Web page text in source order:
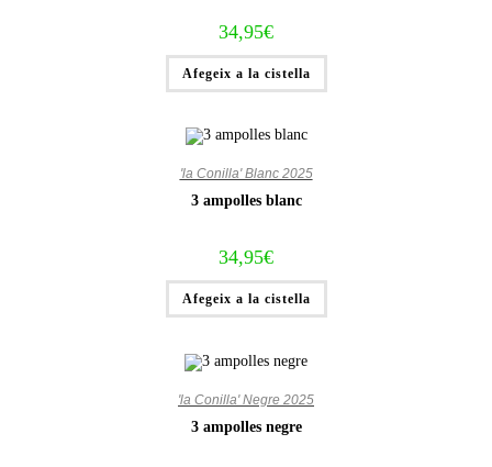
34,95€
Afegeix a la cistella
'la Conilla' Blanc 2025
3 ampolles blanc
34,95€
Afegeix a la cistella
'la Conilla' Negre 2025
3 ampolles negre